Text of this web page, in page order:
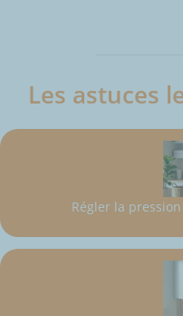
Les astuces
Régler la